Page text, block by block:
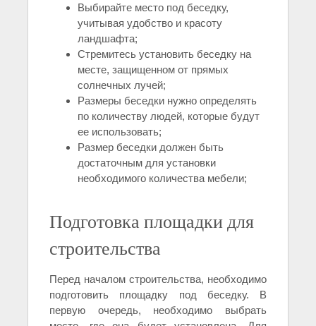
Выбирайте место под беседку,
учитывая удобство и красоту
ландшафта;
Стремитесь установить беседку на
месте, защищенном от прямых
солнечных лучей;
Размеры беседки нужно определять
по количеству людей, которые будут
ее использовать;
Размер беседки должен быть
достаточным для установки
необходимого количества мебели;
Подготовка площадки для
строительства
Перед началом строительства, необходимо
подготовить площадку под беседку. В
первую очередь, необходимо выбрать